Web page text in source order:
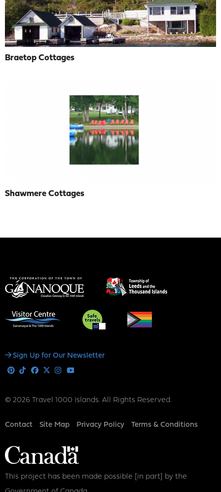
Braetop Cottages
Shawmere Cottages
Social
Sign Up for Our Newsletter
Pinterest
TiktokFacebook
X Instagram
© 2026 Travel 1000 Islands. All Rights Reserved.
Footer
Contact Site Map Privacy Policy Terms & Conditions
This project has been made possible [in part] by the